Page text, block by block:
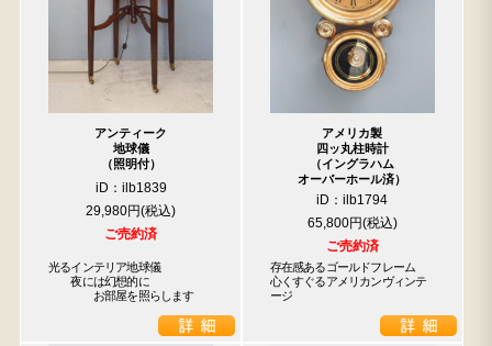
アンティーク
地球儀
（照明付）
iD：ilb1839
29,980円
ご売約済
光るインテリア地球儀
夜には幻想的に
お部屋を照らします
アメリカ製
四ッ丸柱時計
（イングラハム
オーバーホール済）
iD：ilb1794
65,800円
ご売約済
存在感あるゴールドフレーム
心くすぐるアメリカンヴィンテ
ージ